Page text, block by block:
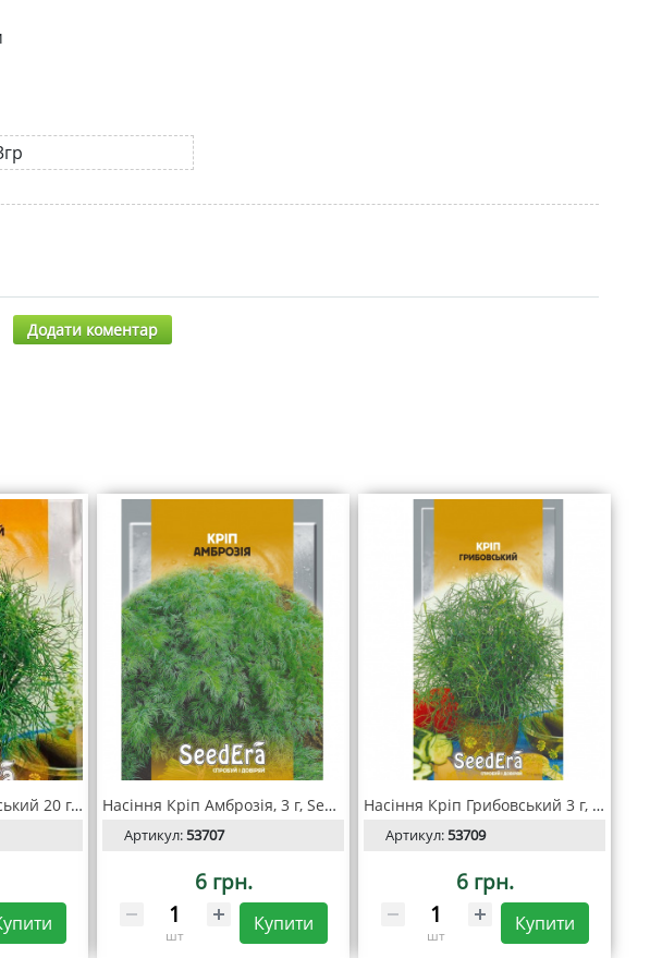
Додати коментар
Насіння Кріп Грибовський 20 г, Seedera Насіння Кріп Амброзія, 3 г, Seedera
Артикул:53707
6 грн.
шт
Купити
Насіння Кріп Грибовський 3 г, Seedera
Артикул:53709
6 грн.
шт
Купити